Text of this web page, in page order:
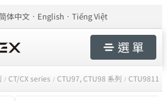
简体中文 English Tiếng Việt
選 單
/ CT/CX series / CTU97, CTU98 系列 / CTU9811